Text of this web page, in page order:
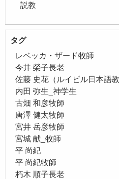
説教
タグ
レベッカ・ザード牧師
今井 榮子長老
佐藤 史花（ルイビル日本語教
内田 弥生_神学生
古畑 和彦牧師
唐澤 健太牧師
宮井 岳彦牧師
宮城 献_牧師
平 尚紀
平 尚紀牧師
朽木 順子長老